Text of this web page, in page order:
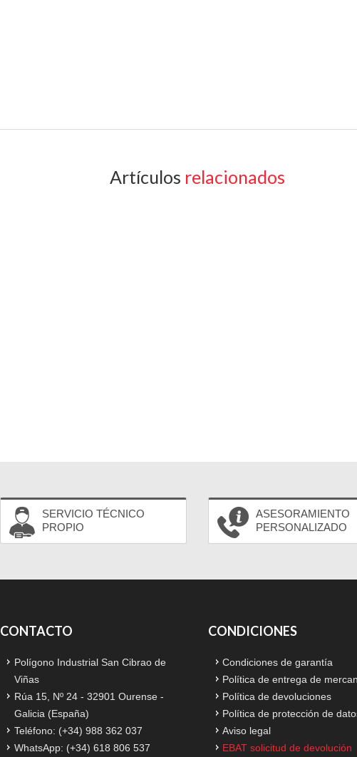
Artículos relacionados
SERVICIO TÉCNICO
PROPIO
ASESORAMIENTO
PERSONALIZADO
CONTACTO
Polígono Industrial San Cibrao de
Viñas
Rúa 15, Nº 24 - 32901 Ourense -
Galicia (España)
Teléfono: (+34) 988 362 037
WhatsApp: (+34) 618 806 537
CONDICIONES
Condiciones de garantía
Política de entrega de
Política de devoluciones
Política de protección de
Aviso legal
EBAT solicitud de devolución